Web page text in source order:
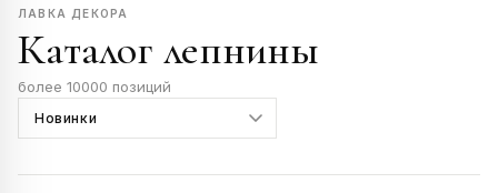
ЛАВКА ДЕКОРА
Каталог лепнины
более 10000 позиций